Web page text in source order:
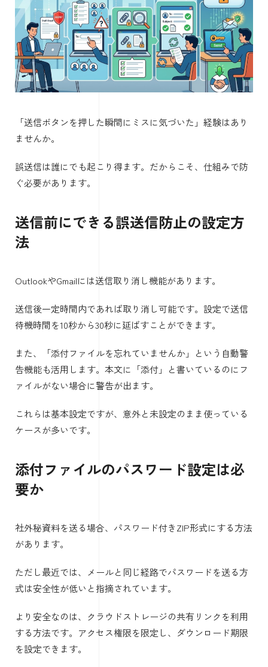
「送信ボタンを押した瞬間にミスに気づいた」経験はあり
ませんか。
誤送信は誰にでも起こり得ます。だからこそ、仕組みで防
ぐ必要があります。
送信前にできる誤送信防止の設定方
法
OutlookやGmailには送信取り消し機能があります。
送信後一定時間内であれば取り消し可能です。設定で送信
待機時間を10秒から30秒に延ばすことができます。
また、「添付ファイルを忘れていませんか」という自動警
告機能も活用します。本文に「添付」と書いているのにフ
ァイルがない場合に警告が出ます。
これらは基本設定ですが、意外と未設定のまま使っている
ケースが多いです。
添付ファイルのパスワード設定は必
要か
社外秘資料を送る場合、パスワード付きZIP形式にする方法
があります。
ただし最近では、メールと同じ経路でパスワードを送る方
式は安全性が低いと指摘されています。
より安全なのは、クラウドストレージの共有リンクを利用
する方法です。アクセス権限を限定し、ダウンロード期限
を設定できます。